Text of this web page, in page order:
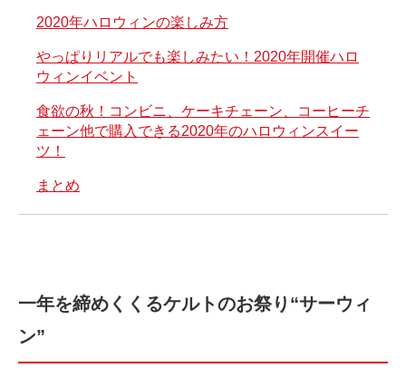
2020年ハロウィンの楽しみ方
やっぱりリアルでも楽しみたい！2020年開催ハロ
ウィンイベント
食欲の秋！コンビニ、ケーキチェーン、コーヒーチ
ェーン他で購入できる2020年のハロウィンスイー
ツ！
まとめ
一年を締めくくるケルトのお祭り“サーウィ
ン”